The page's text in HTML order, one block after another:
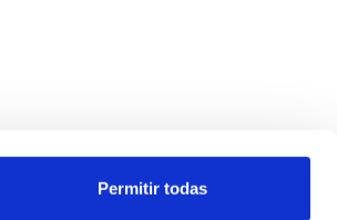
Permitir todas